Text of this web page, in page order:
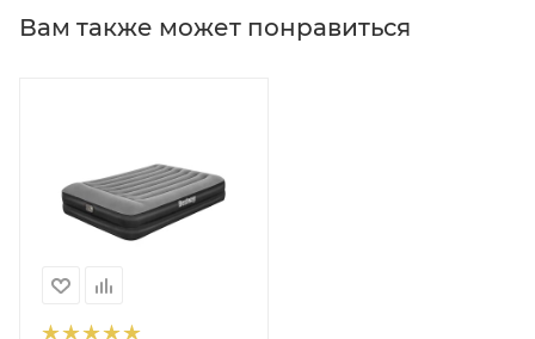
Вам также может понравиться